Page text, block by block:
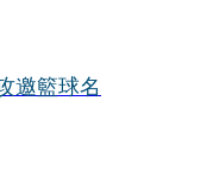
邀籃球名